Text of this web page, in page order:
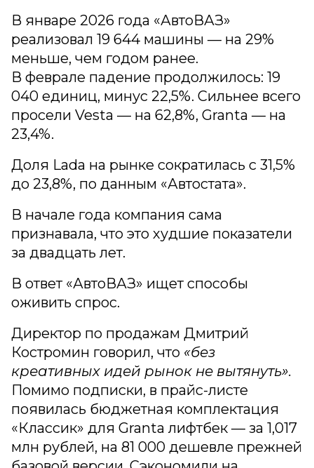
В январе 2026 года «АвтоВАЗ»
реализовал 19 644 машины — на 29%
меньше, чем годом ранее.
В феврале падение продолжилось: 19
040 единиц, минус 22,5%. Сильнее всего
просели Vesta — на 62,8%, Granta — на
23,4%.
Доля Lada на рынке сократилась с 31,5%
до 23,8%, по данным «Автостата».
В начале года компания сама
признавала, что это худшие показатели
за двадцать лет.
В ответ «АвтоВАЗ» ищет способы
оживить спрос.
Директор по продажам Дмитрий
Костромин говорил, что «без
креативных идей рынок не вытянуть».
Помимо подписки, в прайс-листе
появилась бюджетная комплектация
«Классик» для Granta лифтбек — за 1,017
млн рублей, на 81 000 дешевле прежней